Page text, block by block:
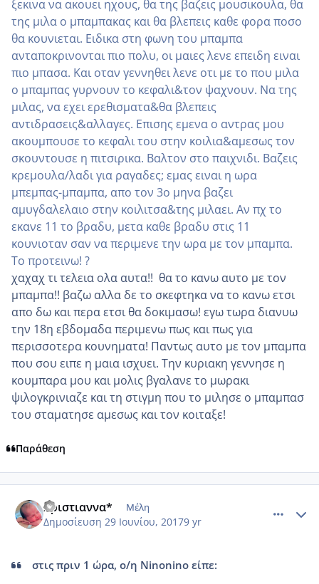
ξεκινα να ακουει ηχους, θα της βαζεις μουσικουλα, θα
της μιλα ο μπαμπακας και θα βλεπεις καθε φορα ποσο
θα κουνιεται. Ειδικα στη φωνη του μπαμπα
ανταποκρινονται πιο πολυ, οι μαιες λενε επειδη ειναι
πιο μπασα. Και οταν γεννηθει λενε οτι με το που μιλα
ο μπαμπας γυρνουν το κεφαλι&τον ψαχνουν. Να της
μιλας, να εχει ερεθισματα&θα βλεπεις
αντιδρασεις&αλλαγες. Επισης εμενα ο αντρας μου
ακουμπουσε το κεφαλι του στην κοιλια&αμεσως τον
σκουντουσε η πιτσιρικα. Βαλτον στο παιχνιδι. Βαζεις
κρεμουλα/λαδι για ραγαδες; εμας ειναι η ωρα
μπεμπας-μπαμπα, απο τον 3ο μηνα βαζει
αμυγδαλελαιο στην κοιλιτσα&της μιλαει. Αν πχ το
εκανε 11 το βραδυ, μετα καθε βραδυ στις 11
κουνιοταν σαν να περιμενε την ωρα με τον μπαμπα.
Το προτεινω! ?
χαχαχ τι τελεια ολα αυτα!! θα το κανω αυτο με τον
μπαμπα!! βαζω αλλα δε το σκεφτηκα να το κανω ετσι
απο δω και περα ετσι θα δοκιμασω! εγω τωρα διανυω
την 18η εβδομαδα περιμενω πως και πως για
περισσοτερα κουνηματα! Παντως αυτο με τον μπαμπα
που σου ειπε η μαια ισχυει. Την κυριακη γεννησε η
κουμπαρα μου και μολις βγαλανε το μωρακι
ψιλογκρινιαζε και τη στιγμη που το μιλησε ο μπαμπασ
του σταματησε αμεσως και τον κοιταξε!
Παράθεση
Χριστιαννα* Μέλη
Δημοσίευση 29 Ιουνίου, 20179 yr
στις πριν 1 ώρα, ο/η Ninonino είπε: